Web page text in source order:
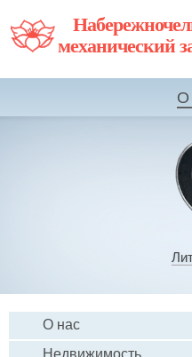
механический
О
О нас
Недвижимость